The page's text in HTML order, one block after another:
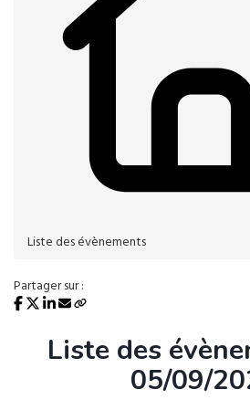
Liste des évènements
Partager sur :
Liste des
05/09/